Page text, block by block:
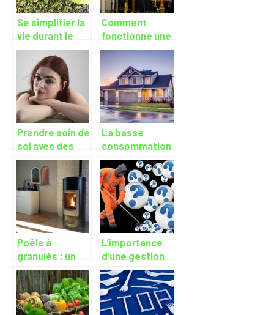
Se simplifier la
vie durant le
jardinage
Comment
fonctionne une
chaudière
électrique ?
Prendre soin de
soi avec des
ingrédients
naturels pour le
bien de la
planète
La basse
consommation
des bâtiments
Poêle à
granulés : un
chauffage
design,
efficace et
écologique
L’importance
d’une gestion
des déchets